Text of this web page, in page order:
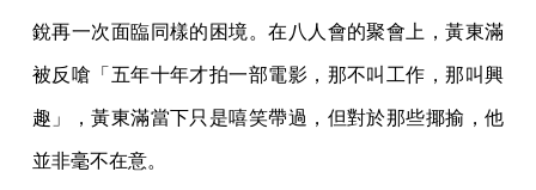
銳再一次面臨同樣的困境。在八人會的聚會上，黃東滿
被反嗆「五年十年才拍一部電影，那不叫工作，那叫興
趣」，黃東滿當下只是嘻笑帶過，但對於那些揶揄，他
並非毫不在意。